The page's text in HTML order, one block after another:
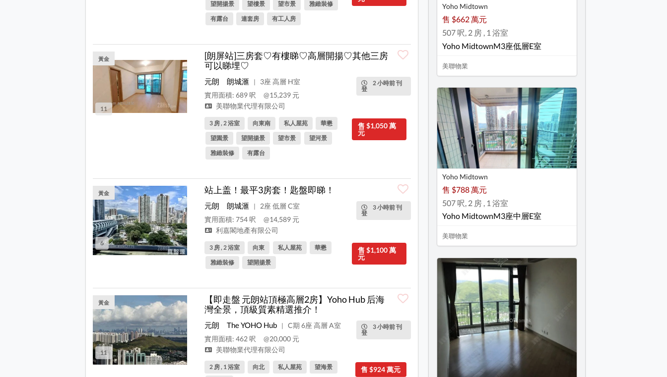
望開揚景
望樓景 望市景
雅緻裝修
有露台
連套房 有工人房
11
黃金
[朗屏站]三房套♡有樓睇♡高層開揚♡其他三房
可以睇埋♡
2 小時前 刊
登
元朗 朗城滙 |
3座 高層 H室
實用面積: 689 呎
@15,239 元
美聯物業代理有限公司
售 $1,050 萬
元
3 房 , 2 浴室 向東南 私人屋苑
華懋
望園景
望開揚景 望市景
望河景
雅緻裝修
有露台
6
黃金 站上盖！最平3房套！匙盤即睇！
3 小時前 刊
登
元朗 朗城滙 |
2座 低層 C室
實用面積: 754 呎
@14,589 元
利嘉閣地產有限公司
售 $1,100 萬
元
3 房 , 2 浴室 向東 私人屋苑
華懋
雅緻裝修
望開揚景
11
黃金
【即走盤 元朗站頂極高層2房】Yoho Hub 后海
灣全景，頂級質素精選推介！
3 小時前 刊
登
元朗 The YOHO Hub |
C期 6座 高層 A室
實用面積: 462 呎
@20,000 元
美聯物業代理有限公司
售 $924 萬元
2 房 , 1 浴室 向北 私人屋苑
望海景
Yoho Midtown
售 $662 萬元
507 呎, 2 房 , 1 浴室
Yoho MidtownM3座低層E室
美聯物業
Yoho Midtown
售 $788 萬元
507 呎, 2 房 , 1 浴室
Yoho MidtownM3座中層E室
美聯物業